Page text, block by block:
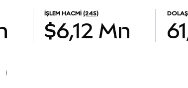
İŞLEM HACMI (24S)
$6,12 Mn